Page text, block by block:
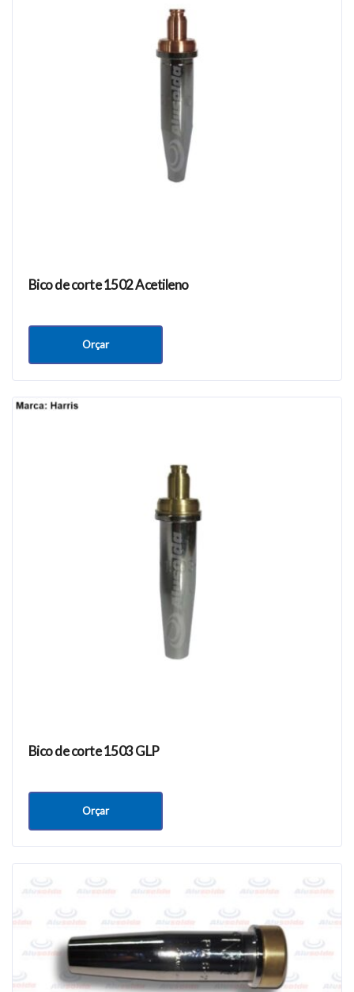
Bico de corte 1502 Acetileno
Orçar
Bico de corte 1503 GLP
Orçar